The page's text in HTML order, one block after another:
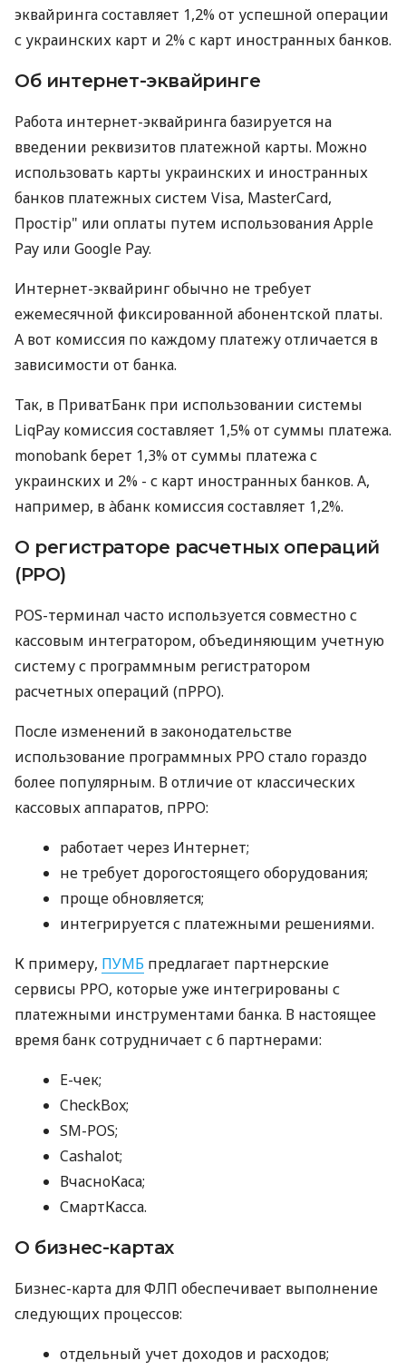
эквайринга составляет 1,2% от успешной операции
с украинских карт и 2% с карт иностранных банков.
Об интернет-эквайринге
Работа интернет-эквайринга базируется на
введении реквизитов платежной карты. Можно
использовать карты украинских и иностранных
банков платежных систем Visa, MasterCard,
Простір" или оплаты путем использования Apple
Pay или Google Pay.
Интернет-эквайринг обычно не требует
ежемесячной фиксированной абонентской платы.
А вот комиссия по каждому платежу отличается в
зависимости от банка.
Так, в ПриватБанк при использовании системы
LiqPay комиссия составляет 1,5% от суммы платежа.
monobank берет 1,3% от суммы платежа с
украинских и 2% - с карт иностранных банков. А,
например, в àбанк комиссия составляет 1,2%.
О регистраторе расчетных операций
(РРО)
POS-терминал часто используется совместно с
кассовым интегратором, объединяющим учетную
систему с программным регистратором
расчетных операций (пРРО).
После изменений в законодательстве
использование программных РРО стало гораздо
более популярным. В отличие от классических
кассовых аппаратов, пРРО:
работает через Интернет;
не требует дорогостоящего оборудования;
проще обновляется;
интегрируется с платежными решениями.
К примеру, ПУМБ предлагает партнерские
сервисы РРО, которые уже интегрированы с
платежными инструментами банка. В настоящее
время банк сотрудничает с 6 партнерами:
E-чек;
CheckBox;
SM-POS;
Cashalot;
ВчасноКаса;
СмартКасса.
О бизнес-картах
Бизнес-карта для ФЛП обеспечивает выполнение
следующих процессов:
отдельный учет доходов и расходов;